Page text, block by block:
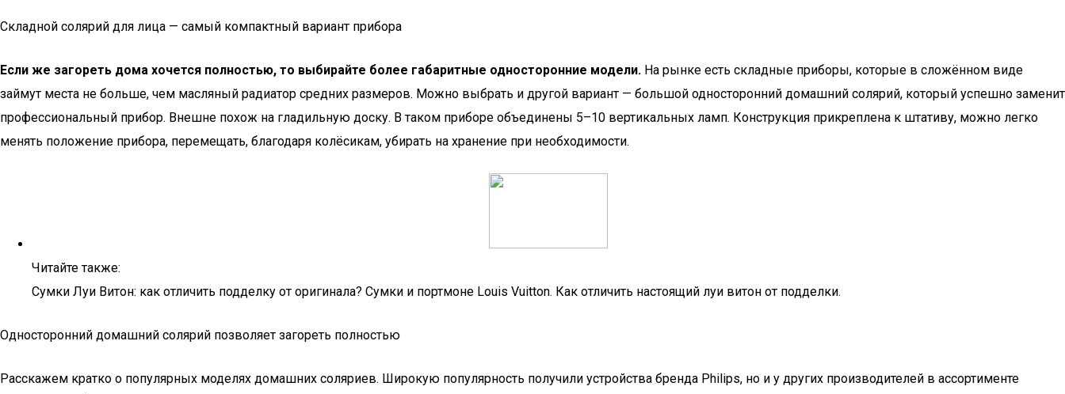
Складной солярий для лица — самый компактный вариант прибора
Если же загореть дома хочется полностью, то выбирайте более габаритные односторонние модели. На рынке есть складные приборы, которые в сложённом виде
займут места не больше, чем масляный радиатор средних размеров. Можно выбрать и другой вариант — большой односторонний домашний солярий, который успешно заменит
профессиональный прибор. Внешне похож на гладильную доску. В таком приборе объединены 5–10 вертикальных ламп. Конструкция прикреплена к штативу, можно легко
менять положение прибора, перемещать, благодаря колёсикам, убирать на хранение при необходимости.
Читайте также:
Сумки Луи Витон: как отличить подделку от оригинала? Сумки и портмоне Louis Vuitton. Как отличить настоящий луи витон от подделки.
Односторонний домашний солярий позволяет загореть полностью
Расскажем кратко о популярных моделях домашних соляриев. Широкую популярность получили устройства бренда Philips, но и у других производителей в ассортименте